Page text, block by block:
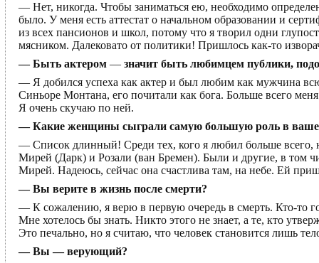
— Нет, никогда. Чтобы заниматься ею, необходимо
было. У меня есть аттестат о начальном образовании и
из всех пансионов и школ, потому что я творил одни
мясником. Далековато от политики! Пришлось как-то
— Быть актером — значит быть любимцем публики,
— Я добился успеха как актер и был любим как мужчина
Синьоре Монтана, его почитали как бога. Больше всего
Я очень скучаю по ней.
— Какие женщины сыграли самую большую роль в
— Список длинный! Среди тех, кого я любил больше всего,
Мирей (Дарк) и Розали (ван Бремен). Были и другие, в том
Мирей. Надеюсь, сейчас она счастлива там, на небе. Ей
— Вы верите в жизнь после смерти?
— К сожалению, я верю в первую очередь в смерть. Кто-то
Мне хотелось бы знать. Никто этого не знает, а те, кто
Это печально, но я считаю, что человек становится лишь
— Вы — верующий?